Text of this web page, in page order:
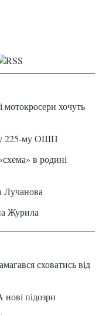
мотокросери хочуть
у 225-му ОШП
в родині
Лучанова
Журила
сховатись від
підозри